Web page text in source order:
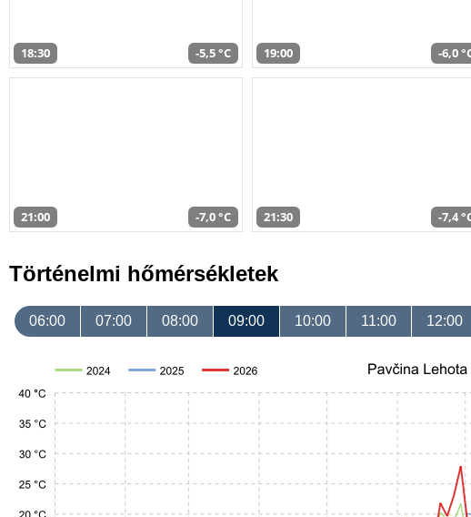
18:30 -5,5 °C 19:00 -6,0
21:00 -7,0 °C 21:30 -7,4
Történelmi hőmérsékletek
06:00 07:00 08:00 09:00 10:00 11:00 12:00